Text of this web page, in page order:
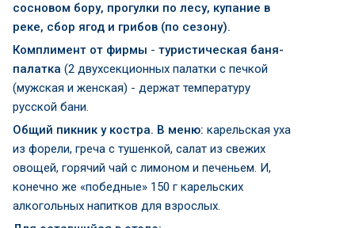
сосновом бору, прогулки по лесу, купание в
реке, сбор ягод и грибов (по сезону).
Комплимент от фирмы - туристическая баня-
палатка (2 двухсекционных палатки с печкой
(мужская и женская) - держат температуру
русской бани.
Общий пикник у костра. В меню: карельская уха
из форели, греча с тушенкой, салат из свежих
овощей, горячий чай с лимоном и печеньем. И,
конечно же «победные» 150 г карельских
алкогольных напитков для взрослых.